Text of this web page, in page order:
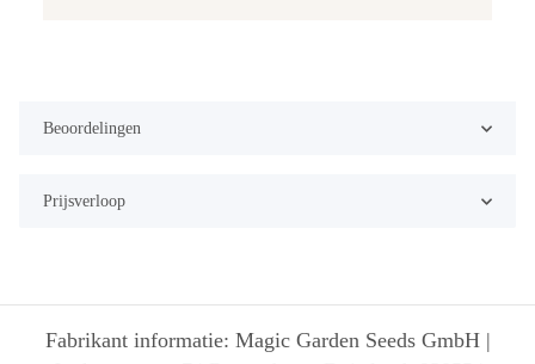
Beoordelingen
Prijsverloop
Fabrikant informatie: Magic Garden Seeds GmbH |